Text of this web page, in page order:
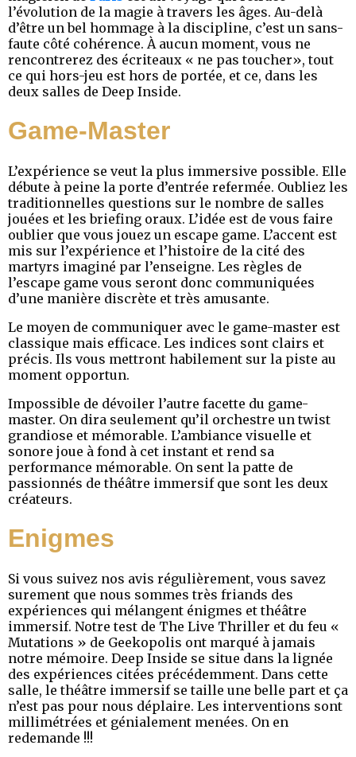
l’évolution de la magie à travers les âges. Au-delà
d’être un bel hommage à la discipline, c’est un sans-
faute côté cohérence. À aucun moment, vous ne
rencontrerez des écriteaux « ne pas toucher», tout
ce qui hors-jeu est hors de portée, et ce, dans les
deux salles de Deep Inside.
Game-Master
L’expérience se veut la plus immersive possible. Elle
débute à peine la porte d’entrée refermée. Oubliez les
traditionnelles questions sur le nombre de salles
jouées et les briefing oraux. L’idée est de vous faire
oublier que vous jouez un escape game. L’accent est
mis sur l’expérience et l’histoire de la cité des
martyrs imaginé par l’enseigne. Les règles de
l’escape game vous seront donc communiquées
d’une manière discrète et très amusante.
Le moyen de communiquer avec le game-master est
classique mais efficace. Les indices sont clairs et
précis. Ils vous mettront habilement sur la piste au
moment opportun.
Impossible de dévoiler l’autre facette du game-
master. On dira seulement qu’il orchestre un twist
grandiose et mémorable. L’ambiance visuelle et
sonore joue à fond à cet instant et rend sa
performance mémorable. On sent la patte de
passionnés de théâtre immersif que sont les deux
créateurs.
Enigmes
Si vous suivez nos avis régulièrement, vous savez
surement que nous sommes très friands des
expériences qui mélangent énigmes et théâtre
immersif. Notre test de The Live Thriller et du feu «
Mutations » de Geekopolis ont marqué à jamais
notre mémoire. Deep Inside se situe dans la lignée
des expériences citées précédemment. Dans cette
salle, le théâtre immersif se taille une belle part et ça
n’est pas pour nous déplaire. Les interventions sont
millimétrées et génialement menées. On en
redemande !!!